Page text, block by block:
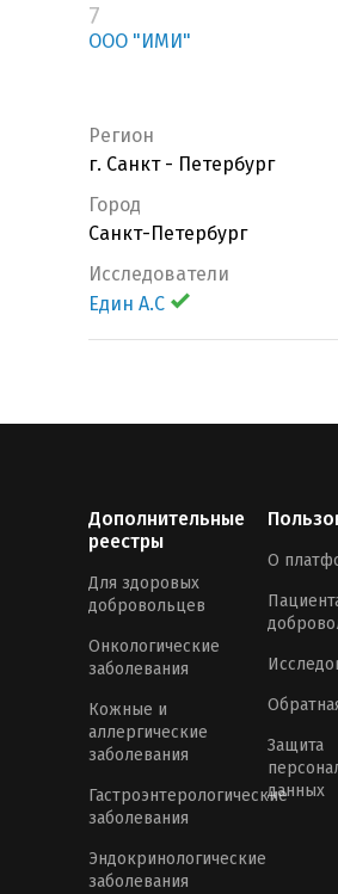
7
ООО "ИМИ"
Регион
г. Санкт - Петербург
Город
Санкт-Петербург
Исследователи
Един А.С
Дополнительные
реестры
Для здоровых
добровольцев
Онкологические
заболевания
Кожные и
аллергические
заболевания
Гастроэнтерологические
заболевания
Эндокринологические
заболевания
О
Защита
данных